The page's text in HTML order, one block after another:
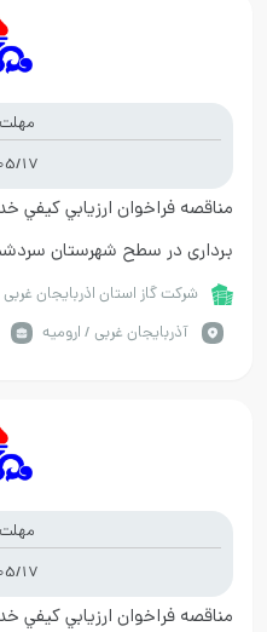
17
مناقصه فراخوان ارزيابي کيفي
برداری در سطح شهرستان
شرکت گاز استان اذربایجان غربی
آذربايجان غربي / ارومیه
17
مناقصه فراخوان ارزيابي کيفي